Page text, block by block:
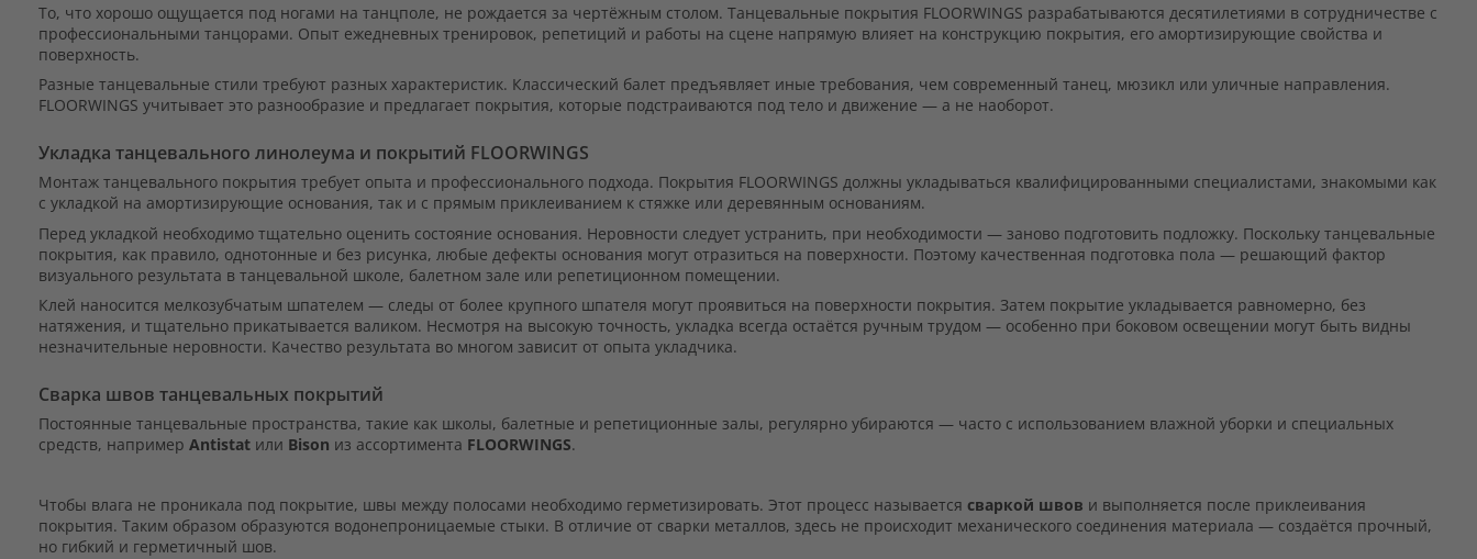
То, что хорошо ощущается под ногами на танцполе, не рождается за чертёжным столом. Танцевальные покрытия FLOORWINGS разрабатываются десятилетиями в сотрудничестве с
профессиональными танцорами. Опыт ежедневных тренировок, репетиций и работы на сцене напрямую влияет на конструкцию покрытия, его амортизирующие свойства и
поверхность.
Разные танцевальные стили требуют разных характеристик. Классический балет предъявляет иные требования, чем современный танец, мюзикл или уличные направления.
FLOORWINGS учитывает это разнообразие и предлагает покрытия, которые подстраиваются под тело и движение — а не наоборот.
Укладка танцевального линолеума и покрытий FLOORWINGS
Монтаж танцевального покрытия требует опыта и профессионального подхода. Покрытия FLOORWINGS должны укладываться квалифицированными специалистами, знакомыми как
с укладкой на амортизирующие основания, так и с прямым приклеиванием к стяжке или деревянным основаниям.
Перед укладкой необходимо тщательно оценить состояние основания. Неровности следует устранить, при необходимости — заново подготовить подложку. Поскольку танцевальные
покрытия, как правило, однотонные и без рисунка, любые дефекты основания могут отразиться на поверхности. Поэтому качественная подготовка пола — решающий фактор
визуального результата в танцевальной школе, балетном зале или репетиционном помещении.
Клей наносится мелкозубчатым шпателем — следы от более крупного шпателя могут проявиться на поверхности покрытия. Затем покрытие укладывается равномерно, без
натяжения, и тщательно прикатывается валиком. Несмотря на высокую точность, укладка всегда остаётся ручным трудом — особенно при боковом освещении могут быть видны
незначительные неровности. Качество результата во многом зависит от опыта укладчика.
Сварка швов танцевальных покрытий
Постоянные танцевальные пространства, такие как школы, балетные и репетиционные залы, регулярно убираются — часто с использованием влажной уборки и специальных
средств, например Antistat или Bison из ассортимента FLOORWINGS.
Чтобы влага не проникала под покрытие, швы между полосами необходимо герметизировать. Этот процесс называется сваркой швов и выполняется после приклеивания
покрытия. Таким образом образуются водонепроницаемые стыки. В отличие от сварки металлов, здесь не происходит механического соединения материала — создаётся прочный,
но гибкий и герметичный шов.